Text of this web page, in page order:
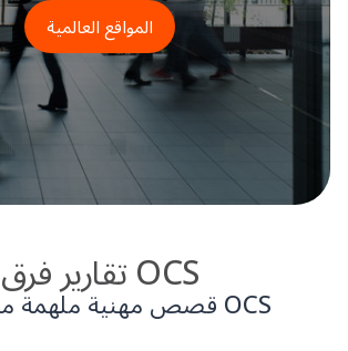
المواقع العالمية
تقارير فرق OCS
قصص مهنية ملهمة من فريق OCS